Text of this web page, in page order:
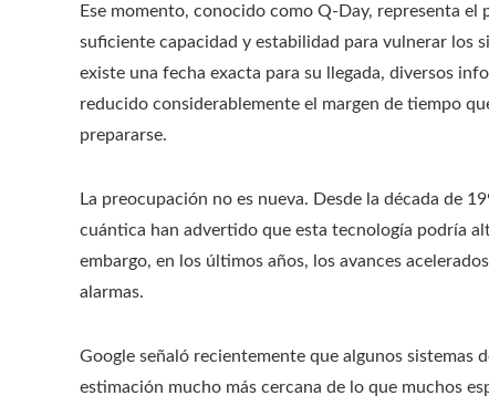
Ese momento, conocido como Q-Day, representa
suficiente capacidad y estabilidad para vulnerar los
existe una fecha exacta para su llegada, diversos
reducido considerablemente el margen de tiempo
prepararse.
La preocupación no es nueva. Desde la década de
cuántica han advertido que esta tecnología podría
embargo, en los últimos años, los avances
alarmas.
Google señaló recientemente que algunos sistemas
estimación mucho más cercana de lo que muchos